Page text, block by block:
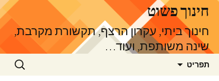
לדלג
לתוכןחינוך פשוט
חינוך ביתי, עקרון הרצף, תקשורת מקרבת,
שינה משותפת, ועוד…
תפריט חיפוש: